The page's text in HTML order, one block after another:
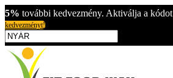
5% további kedvezmény. Aktiválja a kódot
kedvezményt!